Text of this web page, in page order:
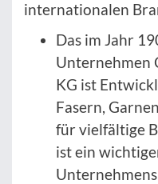
internationalen
Das im Jahr
Unternehmen
KG ist
Fasern,
für vielfältige
ist ein